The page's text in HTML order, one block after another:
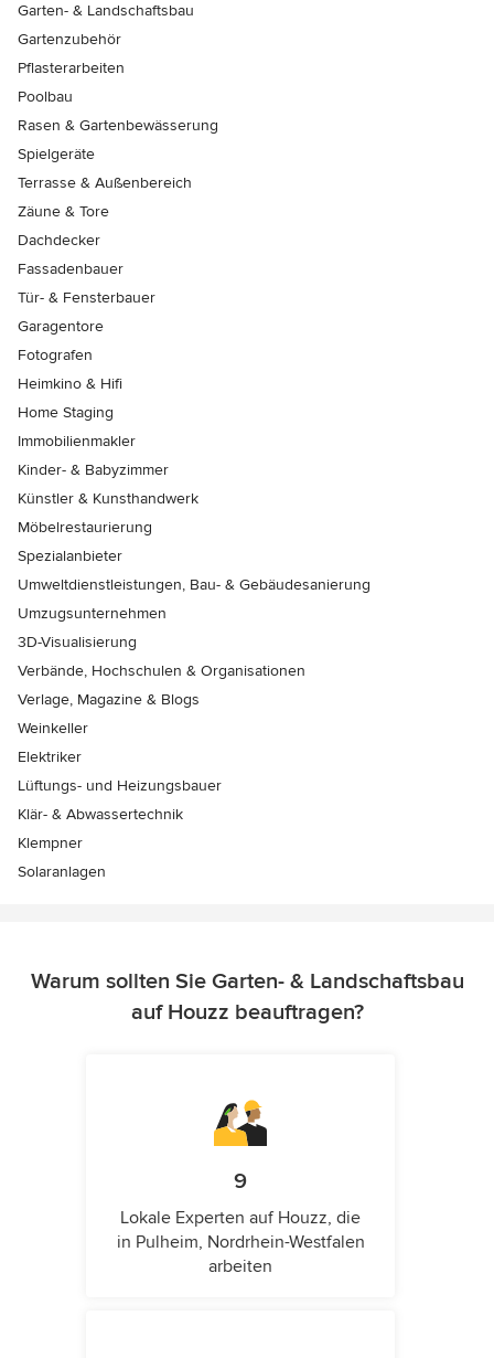
Garten- & Landschaftsbau
Gartenzubehör
Pflasterarbeiten
Poolbau
Rasen & Gartenbewässerung
Spielgeräte
Terrasse & Außenbereich
Zäune & Tore
Dachdecker
Fassadenbauer
Tür- & Fensterbauer
Garagentore
Fotografen
Heimkino & Hifi
Home Staging
Immobilienmakler
Kinder- & Babyzimmer
Künstler & Kunsthandwerk
Möbelrestaurierung
Spezialanbieter
Umweltdienstleistungen, Bau- & Gebäudesanierung
Umzugsunternehmen
3D-Visualisierung
Verbände, Hochschulen & Organisationen
Verlage, Magazine & Blogs
Weinkeller
Elektriker
Lüftungs- und Heizungsbauer
Klär- & Abwassertechnik
Klempner
Solaranlagen
Warum sollten Sie Garten- & Landschaftsbau
auf Houzz beauftragen?
9
Lokale Experten auf Houzz, die
in Pulheim, Nordrhein-Westfalen
arbeiten